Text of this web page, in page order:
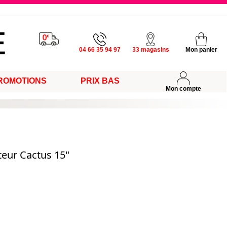
04 66 35 94 97 33 magasins Mon panier
PRIX BAS
Mon compte
Cactus 15"